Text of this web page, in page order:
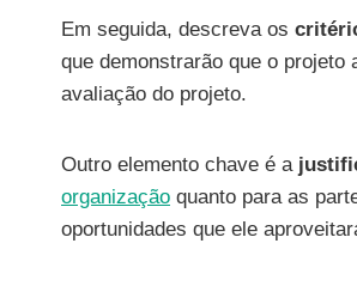
Em seguida, descreva os
que demonstrarão que o
avaliação do projeto.
Outro elemento chave é a
organização quanto para as
oportunidades que ele